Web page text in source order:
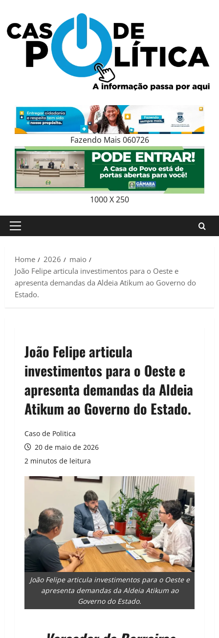
content
Fazendo Mais 060726
1000 X 250
Primary
Home
2026
maio
João Felipe articula investimentos para o Oeste e
apresenta demandas da Aldeia Atikum ao Governo do
Estado.
João Felipe articula
investimentos para o Oeste e
apresenta demandas da Aldeia
Atikum ao Governo do Estado.
Caso de Politica
20 de maio de 2026
2 minutos de leitura
João Felipe articula investimentos para o Oeste e
apresenta demandas da Aldeia Atikum ao
Governo do Estado.